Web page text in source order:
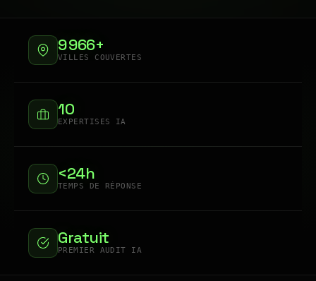
9 966+
VILLES COUVERTES
10
EXPERTISES IA
<24h
TEMPS DE RÉPONSE
Gratuit
PREMIER AUDIT IA